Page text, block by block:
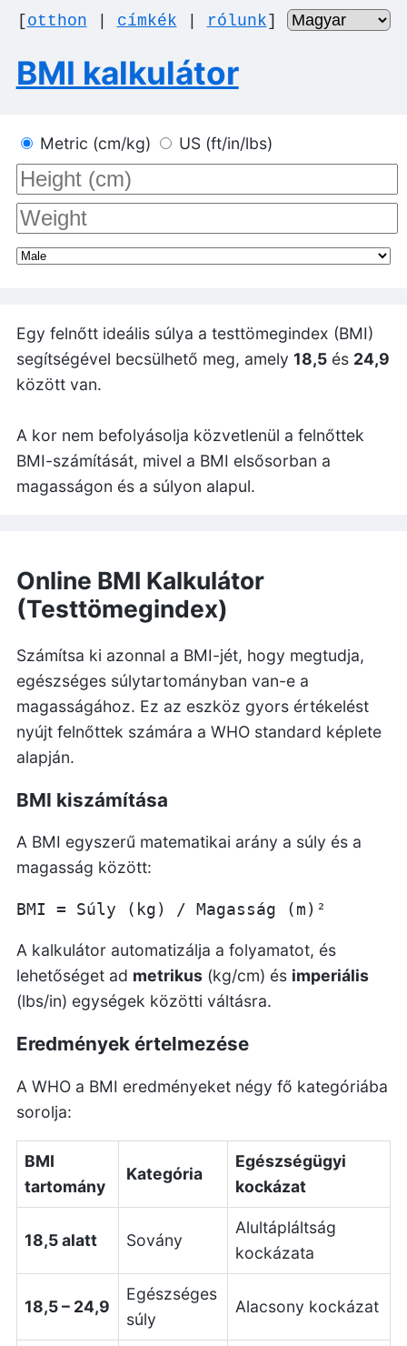
[otthon címkék rólunk]
BMI kalkulátor
Metric (cm/kg) US (ft/in/lbs)
Egy felnőtt ideális súlya a testtömegindex (BMI)
segítségével becsülhető meg, amely 18,5és 24,9
között van.
A kor nem befolyásolja közvetlenül a felnőttek
BMI-számítását, mivel a BMI elsősorban a
magasságon és a súlyon alapul.
Online BMI Kalkulátor
(Testtömegindex)
Számítsa ki azonnal a BMI-jét, hogy megtudja,
egészséges súlytartományban van-e a
magasságához. Ez az eszköz gyors értékelést
nyújt felnőttek számára a WHO standard képlete
alapján.
BMI kiszámítása
A BMI egyszerű matematikai arány a súly és a
magasság között:
A kalkulátor automatizálja a folyamatot, és
lehetőséget ad metrikus(kg/cm) és imperiális
(lbs/in) egységek közötti váltásra.
Eredmények értelmezése
A WHO a BMI eredményeket négy fő kategóriába
sorolja:
BMI
tartomány
Kategória
Egészségügyi
kockázat
18,5 alatt Sovány
Alultápláltság
kockázata
18,5 – 24,9
Egészséges
súly
Alacsony kockázat